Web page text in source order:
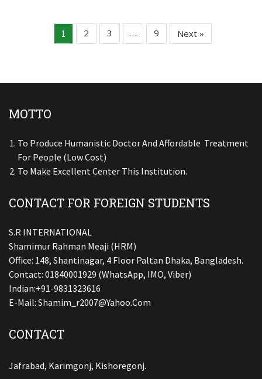
1 2 3 … 9 Next »
MOTTO
To Produce Humanistic Doctor And Affordable Treatment
For People (low Cost)
To Make Excellent Center This Institution.
CONTACT FOR FOREIGN STUDENTS
S.R INTERNATIONAL
Shamimur Rahman Meaji (HRM)
Office: 148, Shantinagar, 4 Floor Paltan Dhaka, Bangladesh.
Contact: 01840001929 (WhatsApp, IMO, Viber)
Indian:+91-9831323616
E-Mail: Shamim_r2007@yahoo.com
CONTACT
Jafrabad, Karimgonj, Kishoregonj.